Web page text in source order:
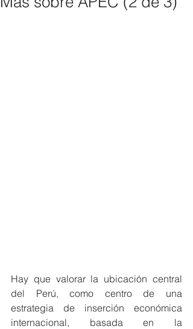
Hay que valorar la ubicación central
del Perú, como centro de una
estrategia de inserción económica
internacional, basada en la